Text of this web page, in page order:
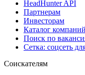
HeadHunter API
Партнерам
Инвесторам
Каталог компаний
Поиск по
Сетка: соцсеть
Соискателям